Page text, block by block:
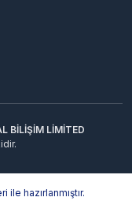
BİLİŞİM LİMİTED
hazırlanmıştır.